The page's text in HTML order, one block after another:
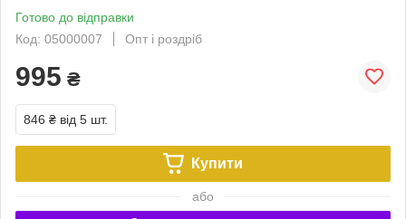
Готово до відправки
Код: 05000007
Опт і роздріб
995 ₴
846 ₴ від 5 шт.
Купити
або